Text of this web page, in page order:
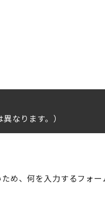
なります。）
め、何を入力するフォー